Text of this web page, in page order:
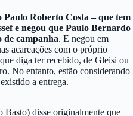
Roberto Costa – que tem
e negou que Paulo Bernardo
de campanha. E negou em
acareações com o próprio
diga ter recebido, de Gleisi ou
No entanto, estão considerando
a entrega.
Basto) disse originalmente que